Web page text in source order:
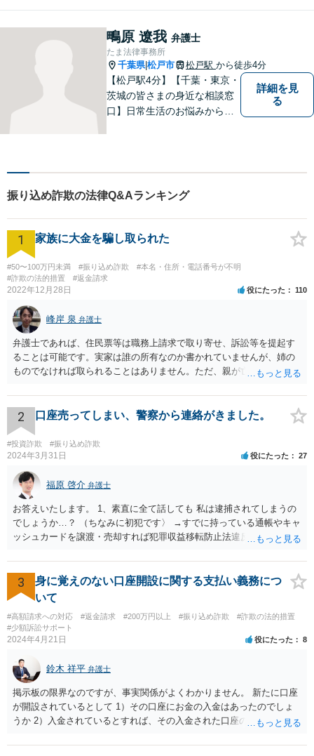
対応。【夜間／休日対応可
能】お客様に寄り添い、スピ
ーディーな解決策を実行しま
す。
鴫原 遼我 弁護士
たま法律事務所
千葉県|松戸市 松戸駅 から徒歩4分
【松戸駅4分】【千葉・東京・
茨城の皆さまの身近な相談窓
口】日常生活のお悩みから複
提案。解決まで弁護士がしっ
かりサポートします！【バリ
アフリー】
詳細を見
る
振り込め詐欺の法律Q&Aランキング
1 家族に大金を騙し取られた
#50〜100万円未満 #振り込め詐欺
#本名・住所・電話番号が不明
#詐欺の法的措置
#返金請求
2022年12月28日 役にたった 110
峰岸 泉 弁護士
弁護士であれば、住民票等は職務上請求で取り寄せ、訴訟等を提起す
ることは可能です。実家は誰の所有なのか書かれていませんが、姉の
ものでなければ取られることはありません。ただ、親が亡くなって相
いでしょう。
2 口座売ってしまい、警察から連絡がきました。
#投資詐欺 #振り込め詐欺
2024年3月31日 役にたった 27
福原 啓介 弁護士
お答えいたします。 1、素直に全て話しても 私は逮捕されてしまうの
でしょうか…？ （ちなみに初犯です〉 →すでに持っている通帳やキャ
ッシュカードを譲渡・売却すれば犯罪収益移転防止法違反に、譲渡・
で、本当に銀行口座を売る行為が犯罪行為であることを認識して行っ
た又は認識しうる状況で行ったものであれば、素直に認めた方がいい
と思います。しかし、例えば、銀行口座を売る行為が犯罪行為である
ことを知らずに売却譲渡した場合は、もちろん認めるという選択肢も
ありますが、沈黙を守るという選択肢もあることを念頭に置いていた
だけると幸いです。 逮捕される可能性が全くないとはいえません
ある場合は身体拘束をしてくる可能性はあります。仮に初犯であった
としてもその可能性は変わりません。 2、京都まで行かなきゃ行けな
い事はありますか？ →捜査を担当する警察署が京都の警察署であれ
ば、京都まで行く可能性もありますが、京都の警察官がご相談者様の
最寄りの警察署に来て取調べを行うこともあり得ますので、警察から
と相談することをおすすめします。
3
身に覚えのない口座開設に関する支払い義務につ
いて
#高額請求への対応 #返金請求 #200万円以上 #振り込め詐欺
#詐欺の法的措置
#少額訴訟サポート
2024年4月21日 役にたった 8
鈴木 祥平 弁護士
掲示板の限界なのですが、事実関係がよくわかりません。 新たに口座
が開設されているとして 1）その口座にお金の入金はあったのでしょ
うか 2）入金されているとすれば、その入金された口座の資金は引き
がポイントですよね。口座を悪用する人は、「その口座に入ったお金